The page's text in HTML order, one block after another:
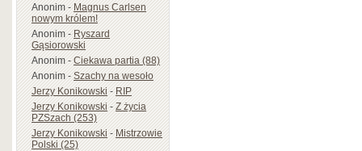
Anonim-Magnus Carlsen
nowym królem!
Anonim-Ryszard
Gąsiorowski
Anonim-Ciekawa partia (88)
Anonim-Szachy na wesoło
Jerzy Konikowski-RIP
Jerzy Konikowski-Z życia
PZSzach (253)
Jerzy Konikowski-Mistrzowie
Polski (25)